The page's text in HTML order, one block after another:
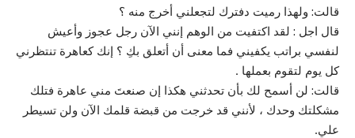
قالت: ولهذا رميت دفترك لتجعلني أخرج منه ؟
قال اجل : لقد اكتفيت من الوهم إنني الآن رجل عجوز وأعيش
لنفسي براتب يكفيني فما معنى أن أتعلق بكِ ؟ إنك كعاهرة تنتظرني
كل يوم لتقوم بعملها .
قالت: لن أسمح لك بأن تحدثني هكذا إن صنعتَ مني عاهرة فتلك
مشكلتك وحدك ، لأنني قد خرجت من قبضة قلمك الآن ولن تسيطر
علي.